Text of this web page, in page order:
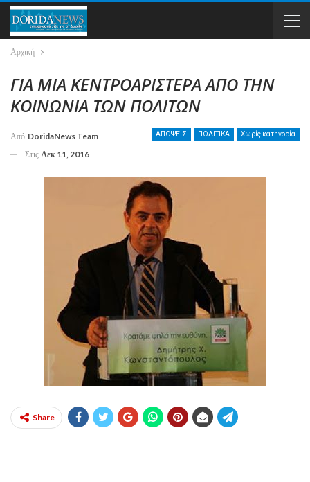
Αρχική
ΓΙΑ ΜΙΑ ΚΕΝΤΡΟΑΡΙΣΤΕΡΑ ΑΠΟ ΤΗΝ
ΚΟΙΝΩΝΙΑ ΤΩΝ ΠΟΛΙΤΩΝ
ΑΠΟΨΕΙΣ ΠΟΛΙΤΙΚΑ Χωρίς κατηγορία
Από DoridaNews Team
Στις Δεκ 11, 2016
Share